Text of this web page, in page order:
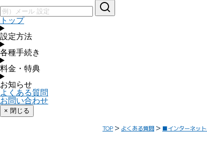
トップ
設定方法
各種手続き
料金・特典
お知らせ
よくある質問
お問い合わせ
× 閉じる
TOP よくある質問 ■インターネッ